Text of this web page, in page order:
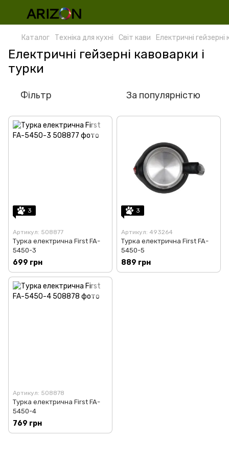
Каталог Техніка для кухні Світ кави Електричні гейзерні
Електричні гейзерні кавоварки і
турки
Фільтр За популярністю
3
Артикул: 508877
Турка електрична First FA-
5450-3
699 грн
3
Артикул: 493264
Турка електрична First FA-
5450-5
889 грн
Артикул: 508878
Турка електрична First FA-
5450-4
769 грн